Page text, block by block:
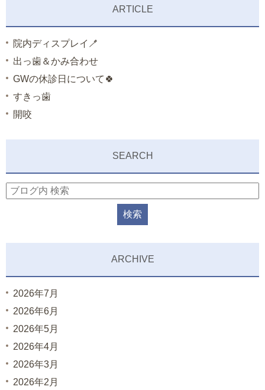
ARTICLE
院内ディスプレイ🪥
出っ歯＆かみ合わせ
GWの休診日について🍀
すきっ歯
開咬
SEARCH
ARCHIVE
2026年7月
2026年6月
2026年5月
2026年4月
2026年3月
2026年2月